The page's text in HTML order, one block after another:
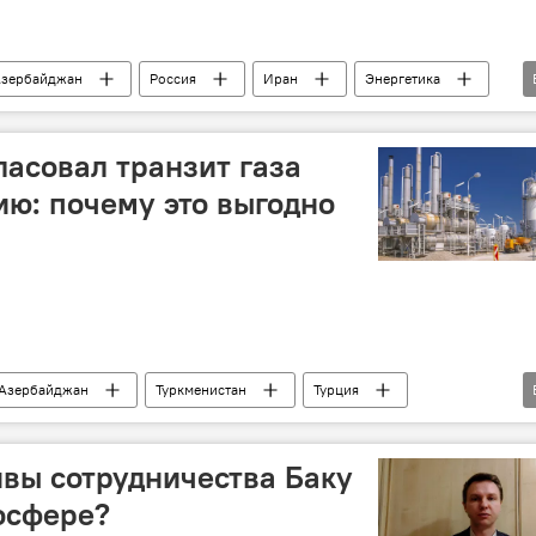
Россия Иран
Энергетика
Турция Европа
своповые поставки
транзит газа
почему это выгодно
Туркменистан
Турция
Европа
сотрудничества Баку